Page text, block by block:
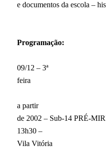
e documentos da escola –
Programação:
09/12 – 3ª
feira
a partir
de 2002 – Sub-14 PRÉ-
13h30 –
Vila Vitória